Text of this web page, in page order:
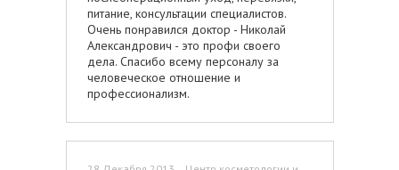
человеческое отношение и
профессионализм. Большое спасибо
администрации клиники, все достойно и
главное очень хорошо организован
процесс. Удачи и процветания!
питание, консультации специалистов.
Очень понравился доктор - Николай
Александрович - это профи своего
дела. Спасибо всему персоналу за
человеческое отношение и
профессионализм.